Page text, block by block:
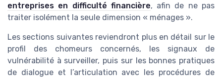
entreprises en difficulté financière, afin de ne pas
traiter isolément la seule dimension « ménages ».
Les sections suivantes reviendront plus en détail sur le
profil des chomeurs concernés, les signaux de
vulnérabilité à surveiller, puis sur les bonnes pratiques
de dialogue et l’articulation avec les procédures de